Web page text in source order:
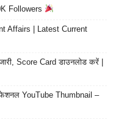
Followers
Affairs | Latest Current
Score Card डाउनलोड करें |
YouTube Thumbnail –